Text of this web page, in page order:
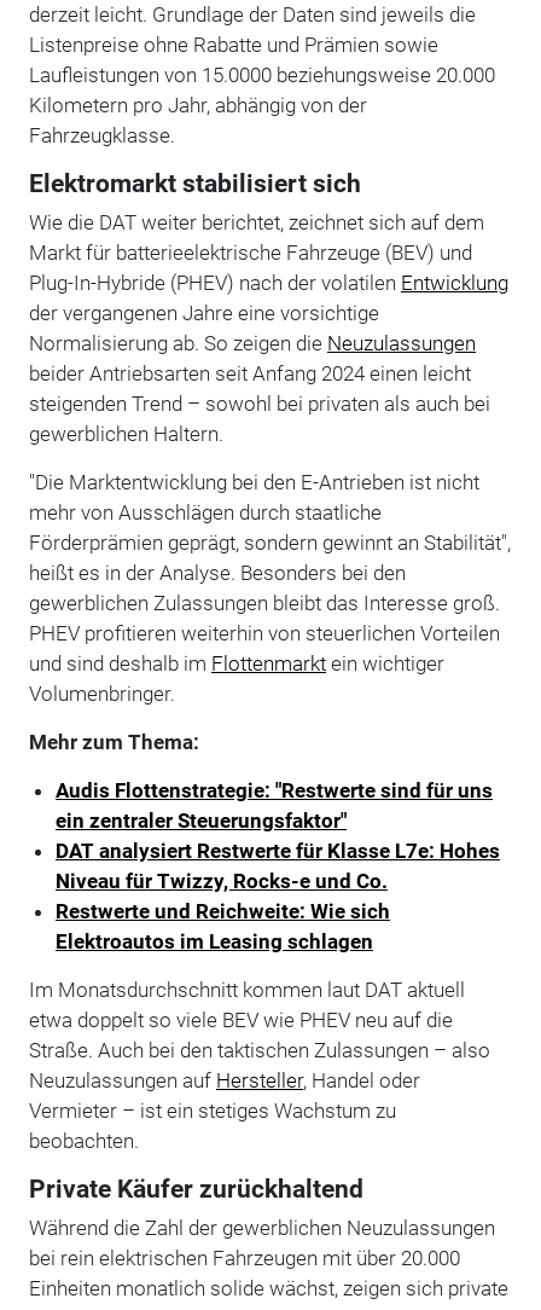
derzeit leicht. Grundlage der Daten sind jeweils die
Listenpreise ohne Rabatte und Prämien sowie
Laufleistungen von 15.0000 beziehungsweise 20.000
Kilometern pro Jahr, abhängig von der
Fahrzeugklasse.
Elektromarkt stabilisiert sich
Wie die DAT weiter berichtet, zeichnet sich auf dem
Markt für batterieelektrische Fahrzeuge (BEV) und
Plug-In-Hybride (PHEV) nach der volatilen Entwicklung
der vergangenen Jahre eine vorsichtige
Normalisierung ab. So zeigen die Neuzulassungen
beider Antriebsarten seit Anfang 2024 einen leicht
steigenden Trend – sowohl bei privaten als auch bei
gewerblichen Haltern.
"Die Marktentwicklung bei den E-Antrieben ist nicht
mehr von Ausschlägen durch staatliche
Förderprämien geprägt, sondern gewinnt an Stabilität",
heißt es in der Analyse. Besonders bei den
gewerblichen Zulassungen bleibt das Interesse groß.
PHEV profitieren weiterhin von steuerlichen Vorteilen
und sind deshalb im Flottenmarktein wichtiger
Volumenbringer.
Mehr zum Thema:
Audis Flottenstrategie: "Restwerte sind für uns
ein zentraler Steuerungsfaktor"
DAT analysiert Restwerte für Klasse L7e: Hohes
Niveau für Twizzy, Rocks-e und Co.
Restwerte und Reichweite: Wie sich
Elektroautos im Leasing schlagen
Im Monatsdurchschnitt kommen laut DAT aktuell
etwa doppelt so viele BEV wie PHEV neu auf die
Straße. Auch bei den taktischen Zulassungen – also
Neuzulassungen auf Hersteller, Handel oder
Vermieter – ist ein stetiges Wachstum zu
beobachten.
Private Käufer zurückhaltend
Während die Zahl der gewerblichen Neuzulassungen
bei rein elektrischen Fahrzeugen mit über 20.000
Einheiten monatlich solide wächst, zeigen sich private